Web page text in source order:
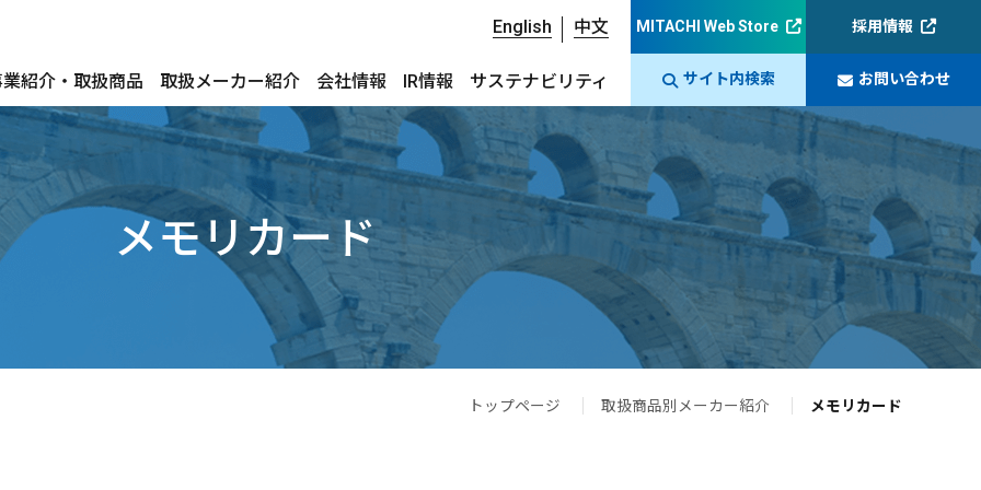
English 中文
紹介・取扱商品 取扱メーカー紹介 会社情報 IR情報 サステナビリティ
MITACHI Web Store 採用情報
サイト内検索 お問い合わせ
メモリカード
トップページ 取扱商品別メーカー紹介 メモリカード